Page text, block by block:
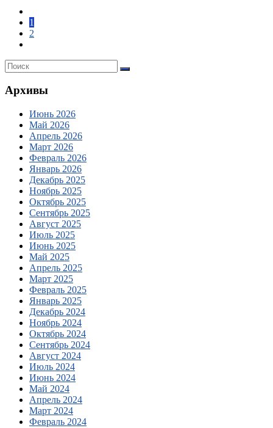
1
2
Архивы
Июнь 2026
Май 2026
Апрель 2026
Март 2026
Февраль 2026
Январь 2026
Декабрь 2025
Ноябрь 2025
Октябрь 2025
Сентябрь 2025
Август 2025
Июль 2025
Июнь 2025
Май 2025
Апрель 2025
Март 2025
Февраль 2025
Январь 2025
Декабрь 2024
Ноябрь 2024
Октябрь 2024
Сентябрь 2024
Август 2024
Июль 2024
Июнь 2024
Май 2024
Апрель 2024
Март 2024
Февраль 2024